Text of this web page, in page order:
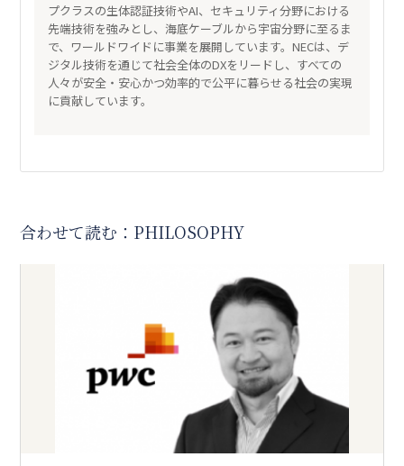
プクラスの生体認証技術やAI、セキュリティ分野における
先端技術を強みとし、海底ケーブルから宇宙分野に至るま
で、ワールドワイドに事業を展開しています。NECは、デ
ジタル技術を通じて社会全体のDXをリードし、すべての
人々が安全・安心かつ効率的で公平に暮らせる社会の実現
に貢献しています。
合わせて読む：PHILOSOPHY